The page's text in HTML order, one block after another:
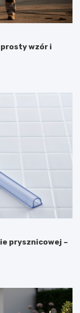
wzór i
prysznicowej –